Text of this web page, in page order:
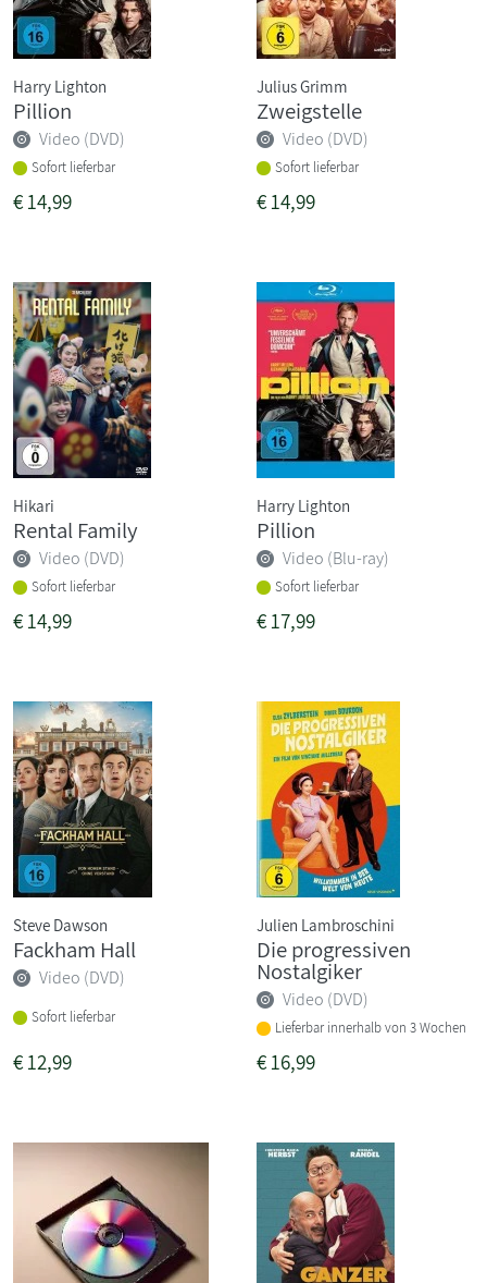
Harry Lighton
Pillion
Video (DVD)
Sofort lieferbar
€14,99
Julius Grimm
Zweigstelle
Video (DVD)
Sofort lieferbar
€14,99
Hikari
Rental Family
Video (DVD)
Sofort lieferbar
€14,99
Harry Lighton
Pillion
Video (Blu-ray)
Sofort lieferbar
€17,99
Steve Dawson
Fackham Hall
Video (DVD)
Sofort lieferbar
€12,99
Julien Lambroschini
Die progressiven
Nostalgiker
Video (DVD)
Lieferbar innerhalb von 3 Wochen
€16,99